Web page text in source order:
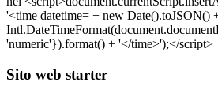
Sito web starter